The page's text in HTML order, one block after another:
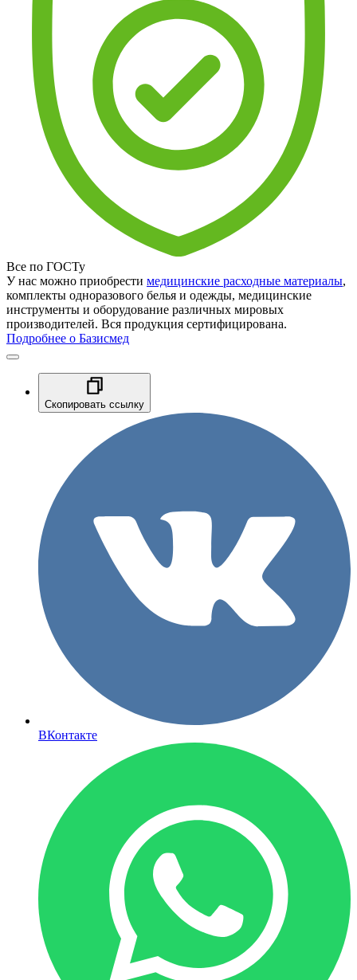
Все по ГОСТу
У нас можно приобрести медицинские расходные материалы,
комплекты одноразового белья и одежды, медицинские
инструменты и оборудование различных мировых
производителей. Вся продукция сертифицирована.
Подробнее о Базисмед
Скопировать ссылку
ВКонтакте